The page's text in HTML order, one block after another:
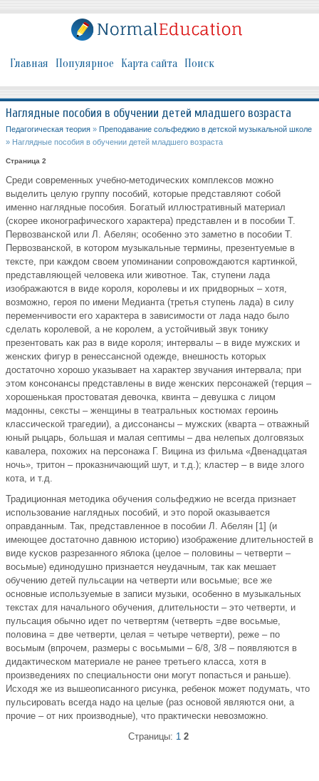
Главная Популярное Карта сайта Поиск
Наглядные пособия в обучении детей младшего возраста
Педагогическая теория » Преподавание сольфеджио в детской музыкальной школе
» Наглядные пособия в обучении детей младшего возраста
Страница 2
Среди современных учебно-методических комплексов можно
выделить целую группу пособий, которые представляют собой
именно наглядные пособия. Богатый иллюстративный материал
(скорее иконографического характера) представлен и в пособии Т.
Первозванской или Л. Абелян; особенно это заметно в пособии Т.
Первозванской, в котором музыкальные термины, презентуемые в
тексте, при каждом своем упоминании сопровождаются картинкой,
представляющей человека или животное. Так, ступени лада
изображаются в виде короля, королевы и их придворных – хотя,
возможно, героя по имени Медианта (третья ступень лада) в силу
переменчивости его характера в зависимости от лада надо было
сделать королевой, а не королем, а устойчивый звук тонику
презентовать как раз в виде короля; интервалы – в виде мужских и
женских фигур в ренессансной одежде, внешность которых
достаточно хорошо указывает на характер звучания интервала; при
этом консонансы представлены в виде женских персонажей (терция –
хорошенькая простоватая девочка, квинта – девушка с лицом
мадонны, сексты – женщины в театральных костюмах героинь
классической трагедии), а диссонансы – мужских (кварта – отважный
юный рыцарь, большая и малая септимы – два нелепых долговязых
кавалера, похожих на персонажа Г. Вицина из фильма «Двенадцатая
ночь», тритон – проказничающий шут, и т.д.); кластер – в виде злого
кота, и т.д.
Традиционная методика обучения сольфеджио не всегда признает
использование наглядных пособий, и это порой оказывается
оправданным. Так, представленное в пособии Л. Абелян [1] (и
имеющее достаточно давнюю историю) изображение длительностей в
виде кусков разрезанного яблока (целое – половины – четверти –
восьмые) единодушно признается неудачным, так как мешает
обучению детей пульсации на четверти или восьмые; все же
основные используемые в записи музыки, особенно в музыкальных
текстах для начального обучения, длительности – это четверти, и
пульсация обычно идет по четвертям (четверть =две восьмые,
половина = две четверти, целая = четыре четверти), реже – по
восьмым (впрочем, размеры с восьмыми – 6/8, 3/8 – появляются в
дидактическом материале не ранее третьего класса, хотя в
произведениях по специальности они могут попасться и раньше).
Исходя же из вышеописанного рисунка, ребенок может подумать, что
пульсировать всегда надо на целые (раз основой являются они, а
прочие – от них производные), что практически невозможно.
Страницы: 1 2